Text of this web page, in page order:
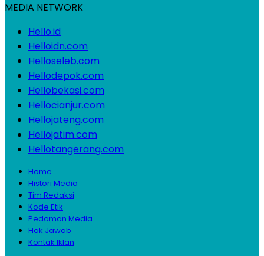
MEDIA NETWORK
Hello.id
Helloidn.com
Helloseleb.com
Hellodepok.com
Hellobekasi.com
Hellocianjur.com
Hellojateng.com
Hellojatim.com
Hellotangerang.com
Home
Histori Media
Tim Redaksi
Kode Etik
Pedoman Media
Hak Jawab
Kontak Iklan